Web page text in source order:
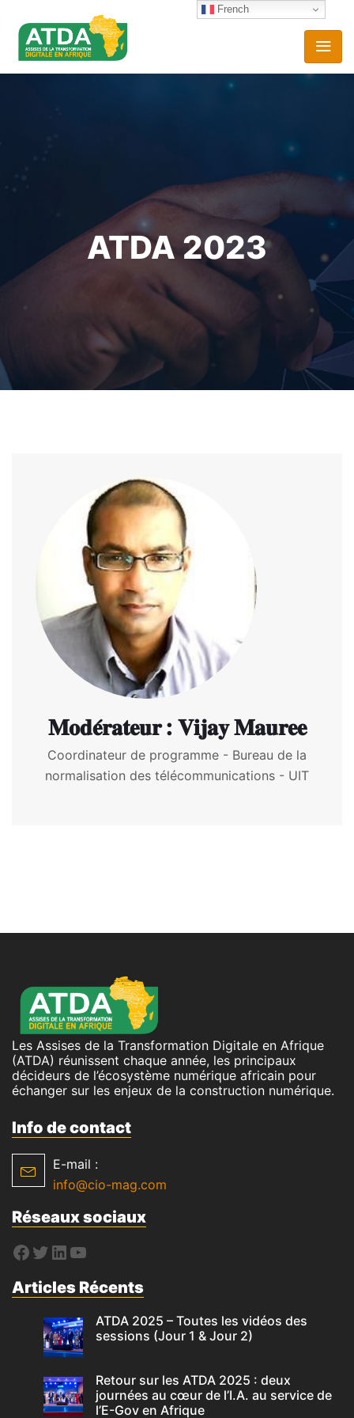
ATDA 2023
𝐌𝐨𝐝𝐞́𝐫𝐚𝐭𝐞𝐮𝐫 : 𝐕𝐢𝐣𝐚𝐲 𝐌𝐚𝐮𝐫𝐞𝐞
Coordinateur de programme - Bureau de la
normalisation des télécommunications - UIT
Les Assises de la Transformation Digitale en Afrique
(ATDA) réunissent chaque année, les principaux
décideurs de l’écosystème numérique africain pour
échanger sur les enjeux de la construction numérique.
Info de contact
E-mail :
info@cio-mag.com
Réseaux sociaux
Articles Récents
ATDA 2025 – Toutes les vidéos des
sessions (Jour 1 & Jour 2)
Retour sur les ATDA 2025 : deux
journées au cœur de l’I.A. au service de
l’E-Gov en Afrique
French